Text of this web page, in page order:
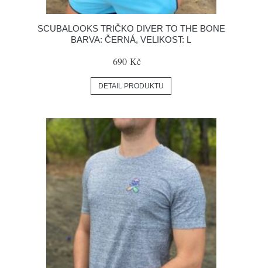
SCUBALOOKS TRIČKO DIVER TO THE BONE
BARVA: ČERNÁ, VELIKOST: L
690 Kč
DETAIL PRODUKTU